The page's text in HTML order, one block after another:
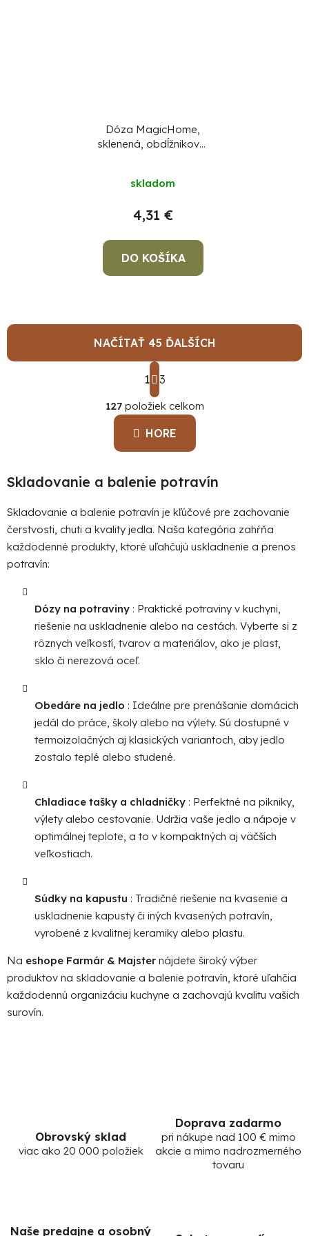
Dóza MagicHome,
sklenená, obdĺžniková,
odvetrávanie
skladom
4,31 €
DO KOŠÍKA
O
v
l
á
d
c
e
p
r
v
ý
p
i
NAČÍTAŤ 45 ĎALŠÍCH
S
t
r
á
n
k
n
e
1 3
127položiek celkom
HORE
Skladovanie a balenie potravín
Skladovanie a balenie potravín je kľúčové pre zachovanie
čerstvosti, chuti a kvality jedla. Naša kategória zahŕňa
každodenné produkty, ktoré uľahčujú uskladnenie a prenos
potravín:
Dózy na potraviny : Praktické potraviny v kuchyni,
riešenie na uskladnenie alebo na cestách. Vyberte si z
rôznych veľkostí, tvarov a materiálov, ako je plast,
sklo či nerezová oceľ.
Obedáre na jedlo : Ideálne pre prenášanie domácich
jedál do práce, školy alebo na výlety. Sú dostupné v
termoizolačných aj klasických variantoch, aby jedlo
zostalo teplé alebo studené.
Chladiace tašky a chladničky : Perfektné na pikniky,
výlety alebo cestovanie. Udržia vaše jedlo a nápoje v
optimálnej teplote, a to v kompaktných aj väčších
veľkostiach.
Súdky na kapustu : Tradičné riešenie na kvasenie a
uskladnenie kapusty či iných kvasených potravín,
vyrobené z kvalitnej keramiky alebo plastu.
Na eshope Farmár & Majster nájdete široký výber
produktov na skladovanie a balenie potravín, ktoré uľahčia
každodennú organizáciu kuchyne a zachovajú kvalitu vašich
surovín.
Obrovský sklad
viac ako 20 000 položiek
Doprava zadarmo
pri nákupe nad 100 € mimo
akcie a mimo nadrozmerného
tovaru
Naše predajne a osobný